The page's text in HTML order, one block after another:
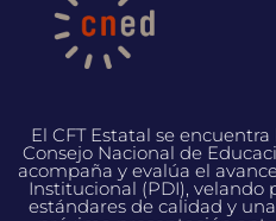
El CFT Estatal se
Consejo Nacional de
acompaña y evalúa el
Institucional (PDI),
estándares de calidad y